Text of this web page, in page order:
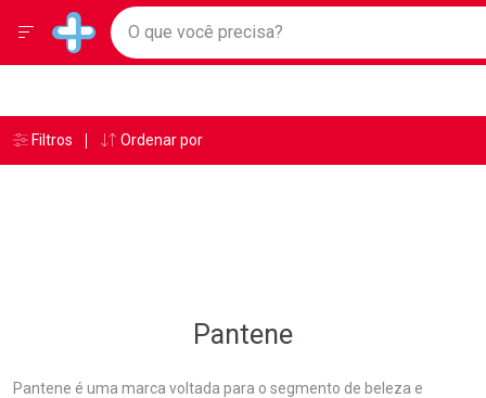
Drogarias Pacheco
Baixe nosso APP e aproveite Ofertas Exclusivas!
Ir direto para a home
pela página
Ir direto para o conteúdo
Ir direto para a busca
Ir direto para a ajuda
Ir direto para a notificações
Faça a sua busca
O que você precisa?
Menu
Breadcrumb
Drogarias Pacheco Pantene
Pantene
Pantene é uma marca voltada para o segmento de beleza e
Âncoras
Filtros Ordenar por